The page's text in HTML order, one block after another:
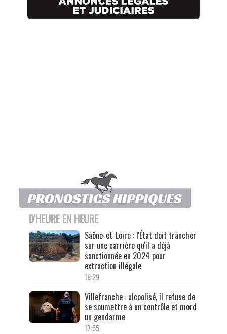
D'HEURE EN HEURE
Saône-et-Loire : l'État doit trancher
sur une carrière qu'il a déjà
sanctionnée en 2024 pour
extraction illégale
18:29
Villefranche : alcoolisé, il refuse de
se soumettre à un contrôle et mord
un gendarme
17:55